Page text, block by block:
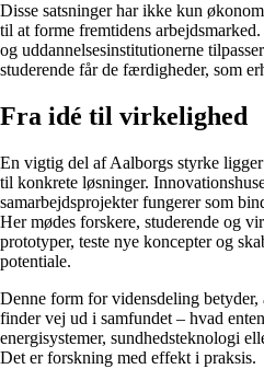
Disse satsninger har ikke kun
til at forme fremtidens
og uddannelsesinstitutionerne
studerende får de færdigheder, som
Fra idé til virkelighed
En vigtig del af Aalborgs styrke
til konkrete løsninger.
samarbejdsprojekter fungerer som
Her mødes forskere, studerende og
prototyper, teste nye koncepter og
potentiale.
Denne form for vidensdeling
finder vej ud i samfundet – hvad
energisystemer, sundhedsteknologi
Det er forskning med effekt i praksis.